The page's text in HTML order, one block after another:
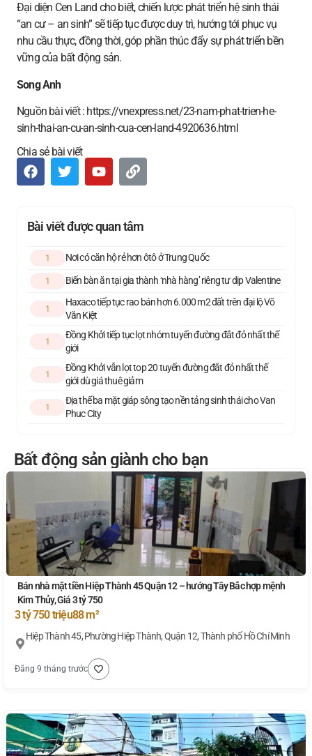
Đại diện Cen Land cho biết, chiến lược phát triển hệ sinh thái
“an cư – an sinh” sẽ tiếp tục được duy trì, hướng tới phục vụ
nhu cầu thực, đồng thời, góp phần thúc đẩy sự phát triển bền
vững của bất động sản.
Song Anh
Nguồn bài viết : https://vnexpress.net/23-nam-phat-trien-he-
sinh-thai-an-cu-an-sinh-cua-cen-land-4920636.html
Chia sẻ bài viết
Bài viết được quan tâm
1 Nơi có căn hộ rẻ hơn ôtô ở Trung Quốc
1 Biến bàn ăn tại gia thành ‘nhà hàng’ riêng tư dịp Valentine
1
Haxaco tiếp tục rao bán hơn 6.000 m2 đất trên đại lộ Võ
Văn Kiệt
1
Đồng Khởi tiếp tục lọt nhóm tuyến đường đắt đỏ nhất thế
giới
1
Đồng Khởi vẫn lọt top 20 tuyến đường đắt đỏ nhất thế
giới dù giá thuê giảm
1
Địa thế ba mặt giáp sông tạo nền tảng sinh thái cho Van
Phuc City
Bất động sản giành cho bạn
Bán nhà mặt tiền Hiệp Thành 45 Quận 12 – hướng Tây Bắc hợp mệnh
Kim Thủy, Giá 3 tỷ 750
3 tỷ 750 triệu88 m²
Hiệp Thành 45, Phường Hiệp Thành, Quận 12, Thành phố Hồ Chí Minh
Đăng 9 tháng trước